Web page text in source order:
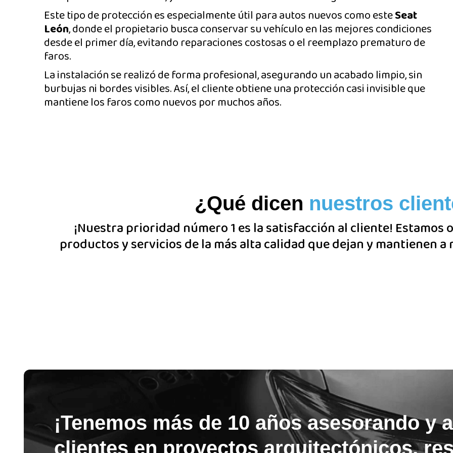
Este tipo de protección es especialmente útil para autos nuevos como esteSeat
León, donde el propietario busca conservar su vehículo en las mejores condiciones
desde el primer día, evitando reparaciones costosas o el reemplazo prematuro de
faros.
La instalación se realizó de forma profesional, asegurando un acabado limpio, sin
burbujas ni bordes visibles. Así, el cliente obtiene una protección casi invisible que
mantiene los faros como nuevos por muchos años.
¿Qué dicen nuestros
¡Nuestra prioridad número 1 es la satisfacción al cliente!
productos y servicios de la más alta calidad que dejan y mantienen
¡Tenemos más de 10 años asesorando y
clientes en proyectos arquitectónicos,